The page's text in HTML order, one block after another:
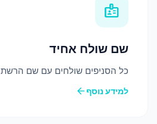
badge
שם שולח אחיד
כל הסניפים שולחים עם שם הרשת
למידע נוסףarrow_back